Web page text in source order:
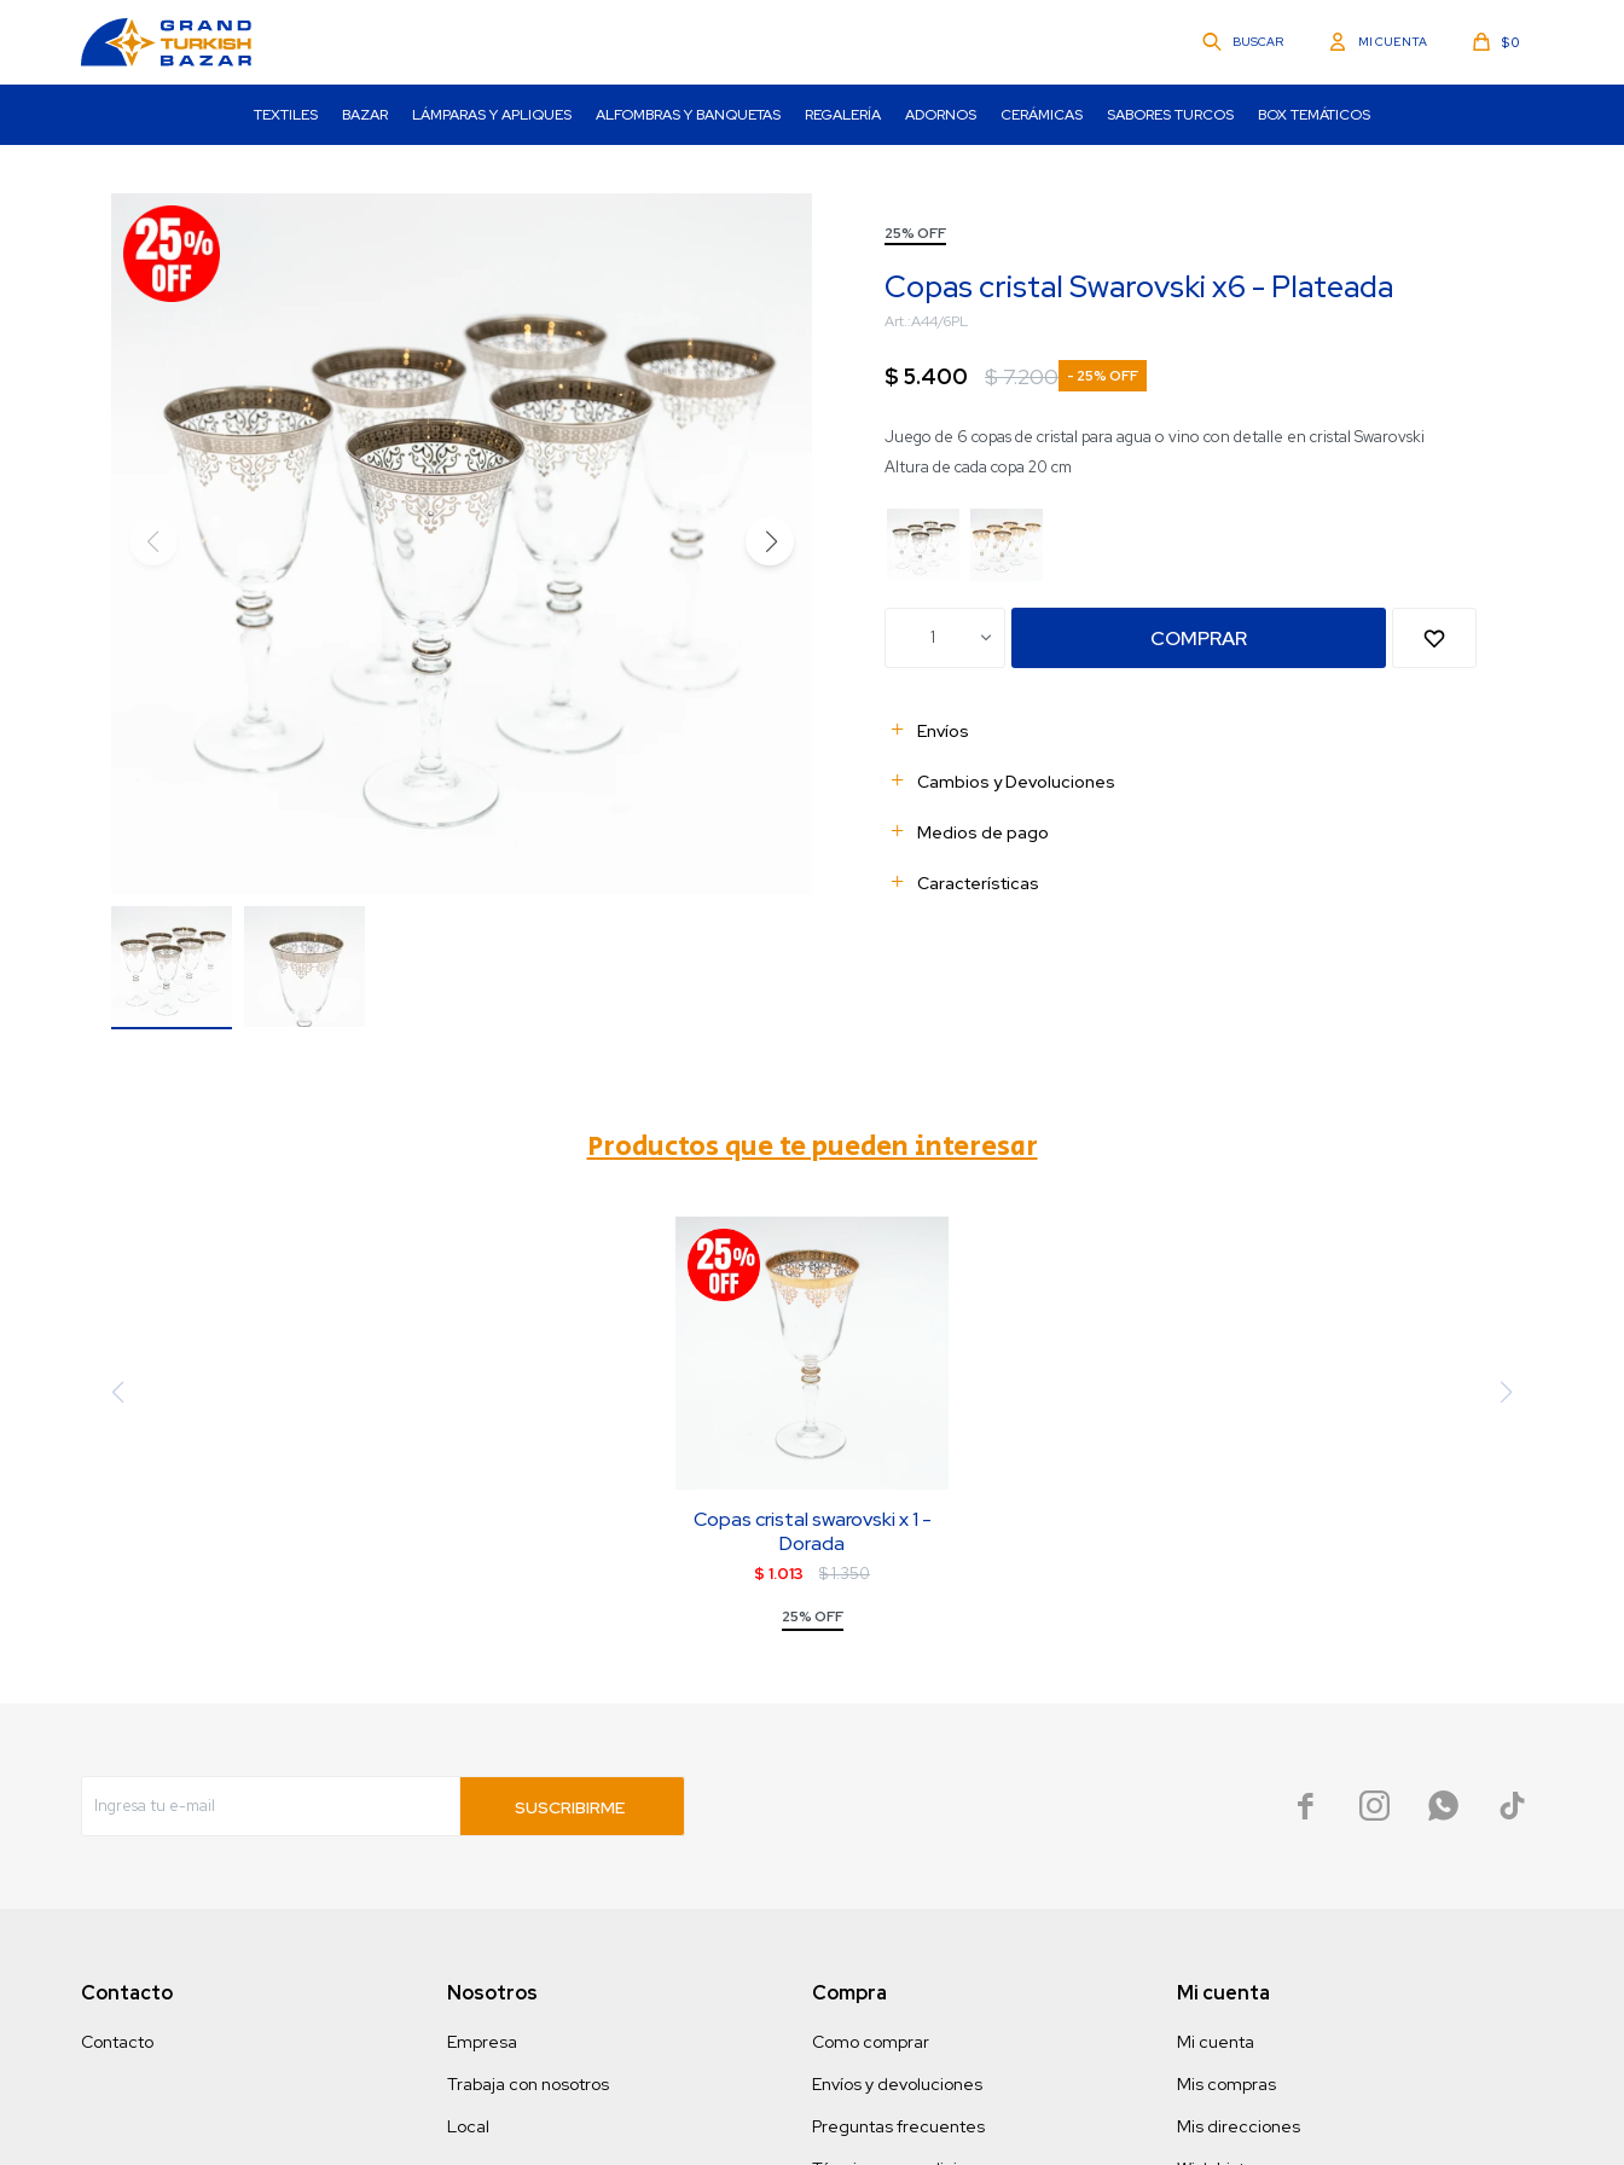
TEXTILES BAZAR LÁMPARAS Y APLIQUES ALFOMBRAS Y BANQUETAS REGALERÍA ADORNOS CERÁMICAS SABORES TURCOS BOX TEMÁTICOS
$0
25% OFF
Copas cristal Swarovski x6 - Plateada
A44/6PL
$ 5.400 $7.200 25
Juego de 6 copas de cristal para agua o vino con detalle en cristal Swarovski
Altura de cada copa 20 cm
1 COMPRAR
Envíos
Cambios y Devoluciones
Medios de pago
Características
Productos que te pueden interesar
Copas cristal swarovski x 1 -
Dorada
$ 1.013 $1.350
25% OFF
SUSCRIBIRME    
Contacto
Contacto
Nosotros
Empresa
Trabaja con nosotros
Local
Compra
Como comprar
Envíos y devoluciones
Preguntas frecuentes
Mi cuenta
Mi cuenta
Mis compras
Mis direcciones